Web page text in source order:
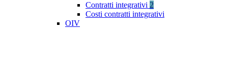
Contratti integrativi 2
Costi contratti integrativi
OIV